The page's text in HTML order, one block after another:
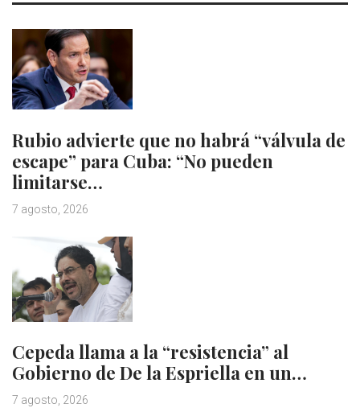
Rubio advierte que no habrá “válvula de
escape” para Cuba: “No pueden
limitarse…
7 agosto, 2026
Cepeda llama a la “resistencia” al
Gobierno de De la Espriella en un…
7 agosto, 2026